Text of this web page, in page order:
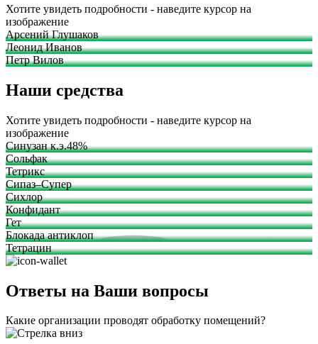
Хотите увидеть подробности - наведите курсор на
изображение
Арсений Глушаков
Леонид Иванов
Петр Вилов
Наши средства
Хотите увидеть подробности - наведите курсор на
изображение
Синузан к.э.48%
Сольфак
Тетрикс
Сипаз–Супер
Сихлор
Конфидант
Гет
Блокада антиклоп
Тетрацин
Ответы на Ваши вопросы
Какие организации проводят обработку помещений?